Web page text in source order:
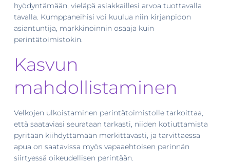
hyödyntämään, vieläpä asiakkaillesi arvoa tuottavalla
tavalla. Kumppaneihisi voi kuulua niin kirjanpidon
asiantuntija, markkinoinnin osaaja kuin
perintätoimistokin.
Kasvun
mahdollistaminen
Velkojen ulkoistaminen perintätoimistolle tarkoittaa,
että saataviasi seurataan tarkasti, niiden kotiuttamista
pyritään kiihdyttämään merkittävästi, ja tarvittaessa
apua on saatavissa myös vapaaehtoisen perinnän
siirtyessä oikeudellisen perintään.